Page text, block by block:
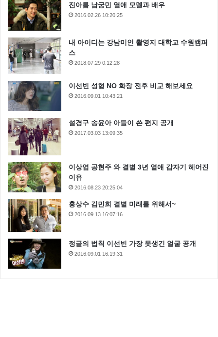
진아름 남궁민 열애 모델과 배우
2016.02.26 10:20:25
내 아이디는 강남미인 촬영지 대학교 수원캠퍼
스
2018.07.29 0:12:28
이선빈 성형 NO 화장 전후 비교 해보세요
2016.09.01 10:43:21
설경구 송윤아 아들이 쓴 편지 공개
2017.03.03 13:09:35
이상엽 공현주 와 결별 3년 열애 갑자기 헤어진
이유
2016.08.23 20:25:04
홍상수 김민희 결별 미래를 위해서~
2016.09.13 16:07:16
정글의 법칙 이선빈 가장 못생긴 얼굴 공개
2016.09.01 16:19:31